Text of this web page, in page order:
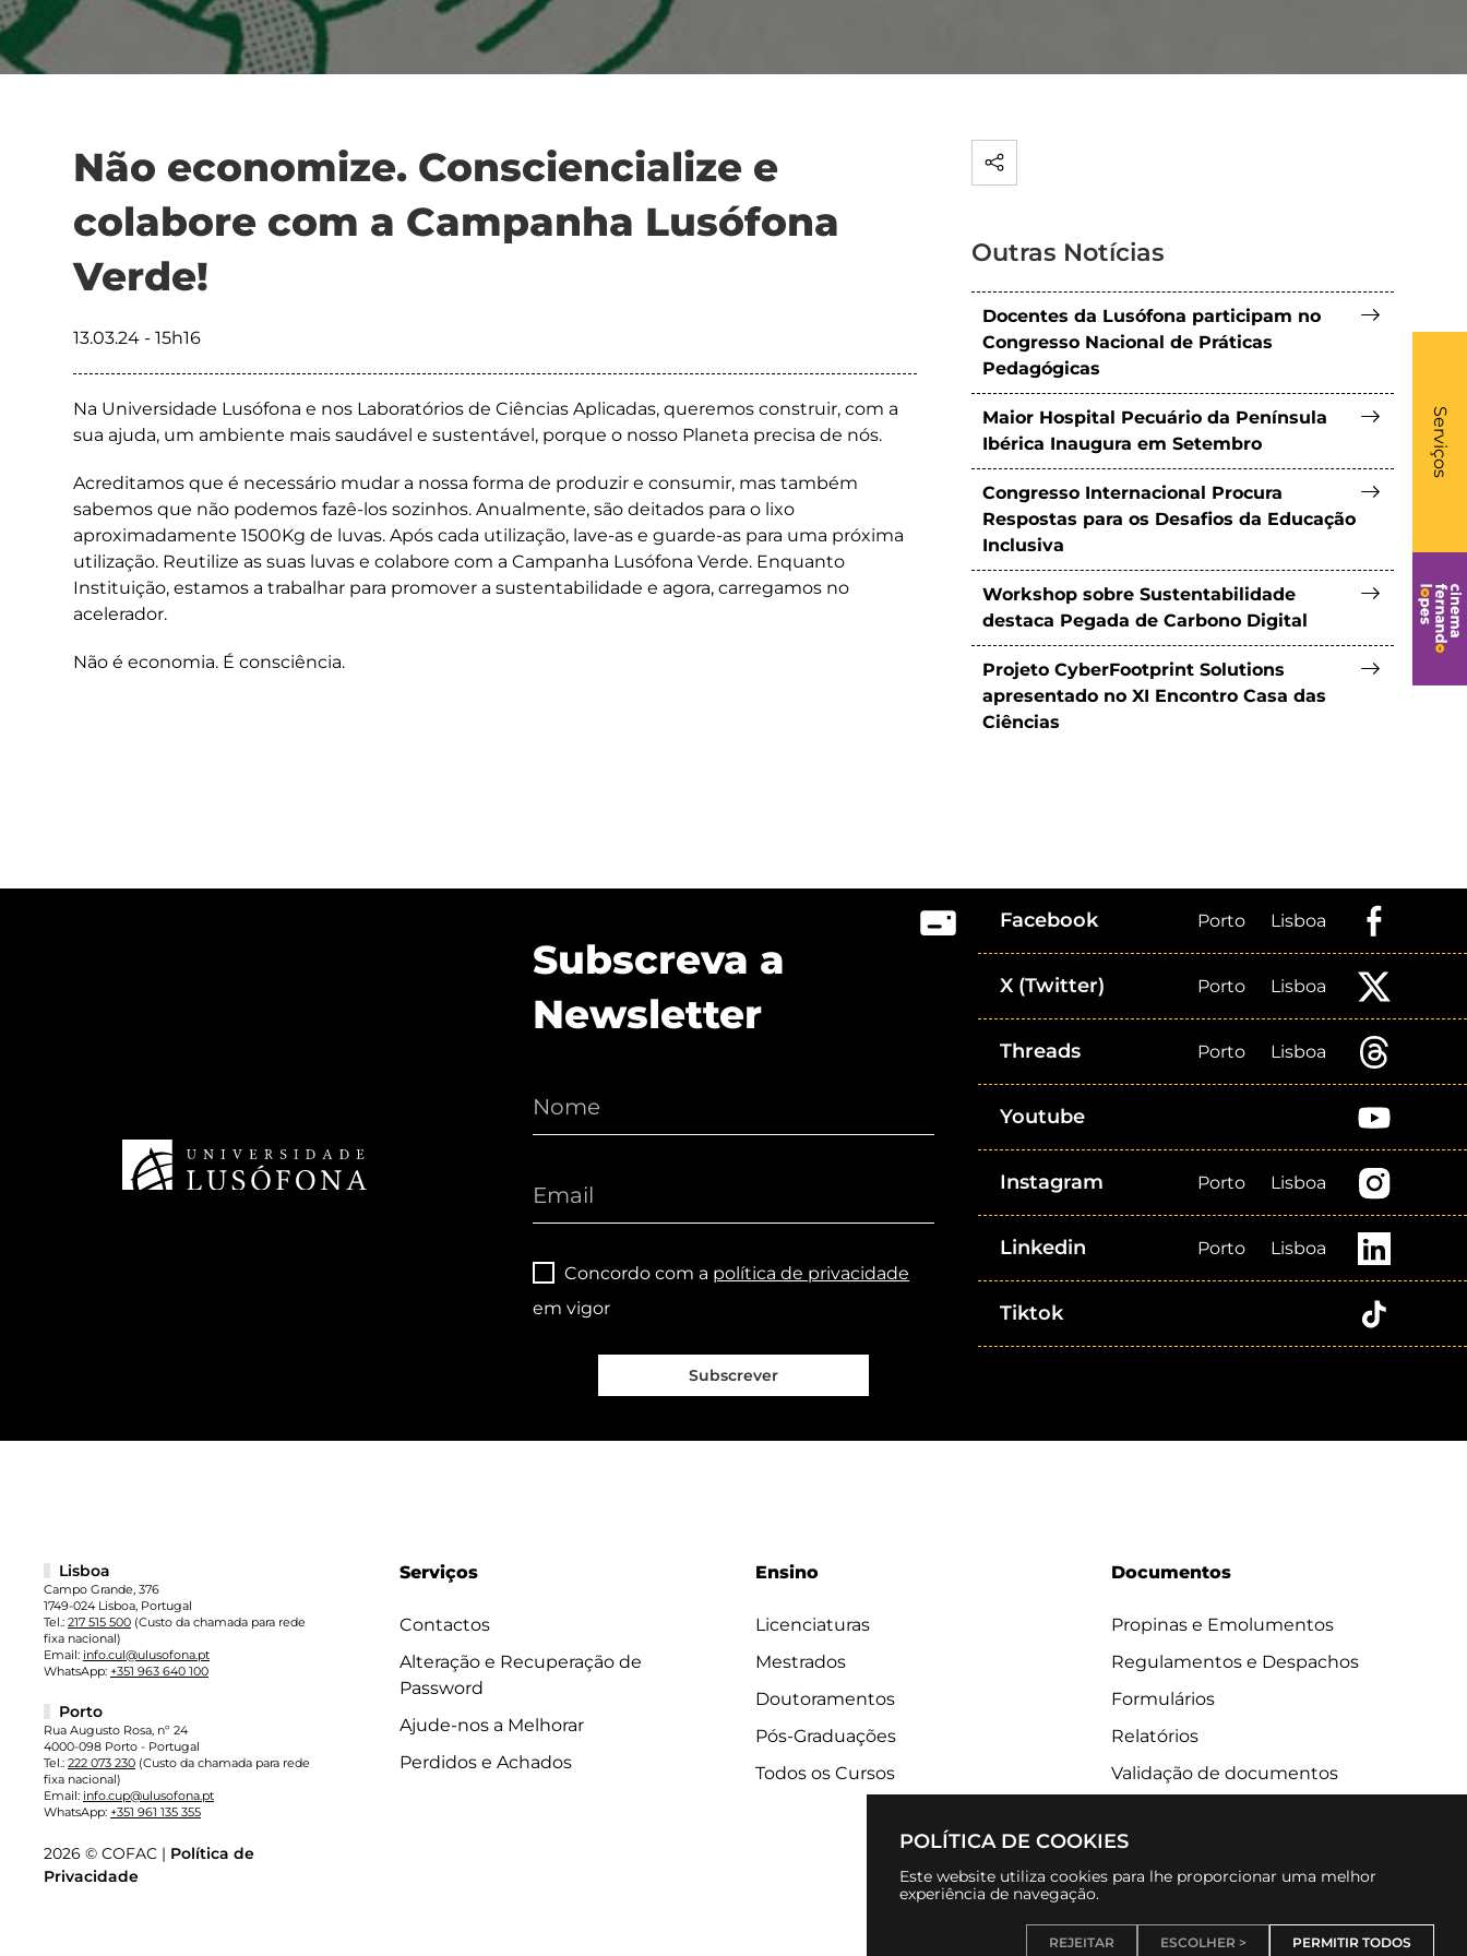
Serviços
-
Não economize. Consciencialize e
colabore com a Campanha Lusófona
Verde!
13.03.24 - 15h16
Na Universidade Lusófona e nos Laboratórios de Ciências Aplicadas, queremos construir, com a
sua ajuda, um ambiente mais saudável e sustentável, porque o nosso Planeta precisa de nós.
Acreditamos que é necessário mudar a nossa forma de produzir e consumir, mas também
sabemos que não podemos fazê-los sozinhos. Anualmente, são deitados para o lixo
aproximadamente 1500Kg de luvas. Após cada utilização, lave-as e guarde-as para uma próxima
utilização. Reutilize as suas luvas e colabore com a Campanha Lusófona Verde. Enquanto
Instituição, estamos a trabalhar para promover a sustentabilidade e agora, carregamos no
acelerador.
Não é economia. É consciência.
Outras Notícias
Docentes da Lusófona participam no
Congresso Nacional de Práticas
Pedagógicas
Maior Hospital Pecuário da Península
Ibérica Inaugura em Setembro
Congresso Internacional Procura
Respostas para os Desafios da Educação
Inclusiva
Workshop sobre Sustentabilidade
destaca Pegada de Carbono Digital
Projeto CyberFootprint Solutions
apresentado no XI Encontro Casa das
Ciências
POLÍTICA DE COOKIES
Este website utiliza cookies para lhe proporcionar uma melhor
experiência de navegação.
REJEITAR ESCOLHER > PERMITIR TODOS
Subscreva a
Newsletter
Concordo com a política de privacidade
em vigor
Subscrever
Facebook Porto Lisboa
X (Twitter) Porto Lisboa
Threads Porto Lisboa
Youtube
Instagram Porto Lisboa
Linkedin Porto Lisboa
Tiktok
Serviços
Contactos
Alteração e Recuperação de
Password
Ajude-nos a Melhorar
Perdidos e Achados
Ensino
Licenciaturas
Mestrados
Doutoramentos
Pós-Graduações
Todos os Cursos
Documentos
Propinas e Emolumentos
Regulamentos e Despachos
Formulários
Relatórios
Validação de documentos
Lisboa
Campo Grande, 376
1749-024 Lisboa, Portugal
Tel.: 217 515 500 (Custo da chamada para rede
fixa nacional)
Email: info.cul@ulusofona.pt
WhatsApp: +351 963 640 100
Porto
Rua Augusto Rosa, nº 24
4000-098 Porto - Portugal
Tel.: 222 073 230 (Custo da chamada para rede
fixa nacional)
Email: info.cup@ulusofona.pt
WhatsApp: +351 961 135 355
2026 © COFAC | Política de
Privacidade